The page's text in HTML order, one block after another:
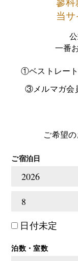
当サ
一番
①ベストレー
③メルマガ会
ご希望
ご宿泊日
日付未定
泊数・室数